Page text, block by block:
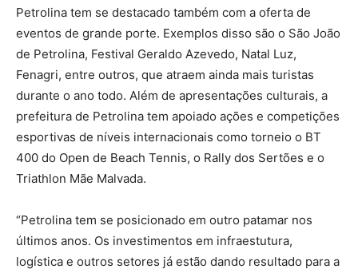
Petrolina tem se destacado também com a oferta de
eventos de grande porte. Exemplos disso são o São João
de Petrolina, Festival Geraldo Azevedo, Natal Luz,
Fenagri, entre outros, que atraem ainda mais turistas
durante o ano todo. Além de apresentações culturais, a
prefeitura de Petrolina tem apoiado ações e competições
esportivas de níveis internacionais como torneio o BT
400 do Open de Beach Tennis, o Rally dos Sertões e o
Triathlon Mãe Malvada.
“Petrolina tem se posicionado em outro patamar nos
últimos anos. Os investimentos em infraestutura,
logística e outros setores já estão dando resultado para a